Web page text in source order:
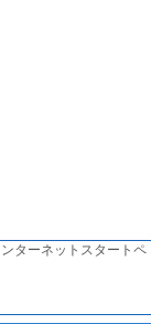
ターネットスタートペ